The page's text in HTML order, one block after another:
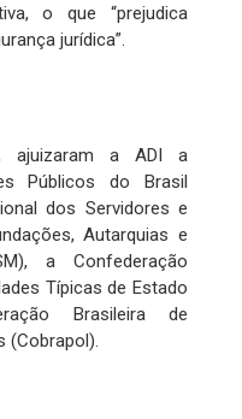
o que “prejudica
jurídica”.
ajuizaram a ADI a
Públicos do Brasil
dos Servidores e
Autarquias e
a Confederação
Típicas de Estado
Brasileira de
(Cobrapol).